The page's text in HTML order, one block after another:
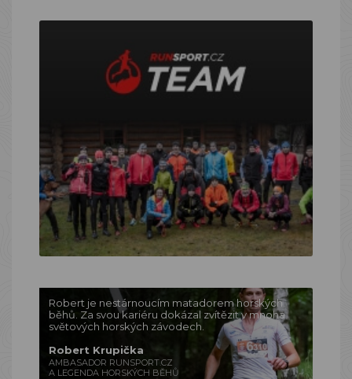
Robert je nestárnoucím matadorem horských
běhů. Za svou kariéru dokázal zvítězit v mnoha
světových horských závodech.
Robert Krupička
AMBASADOR RUNSPORT.CZ
A LEGENDA HORSKÝCH BĚHŮ